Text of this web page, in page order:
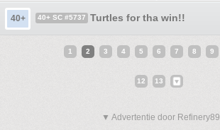
40+ 40+ SC #5737 Turtles for tha win!!
1 2 3 4 5 6 7 8 9
12 13
▼ Advertentie door Refinery89